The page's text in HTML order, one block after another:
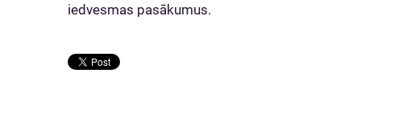
iedvesmas pasākumus.